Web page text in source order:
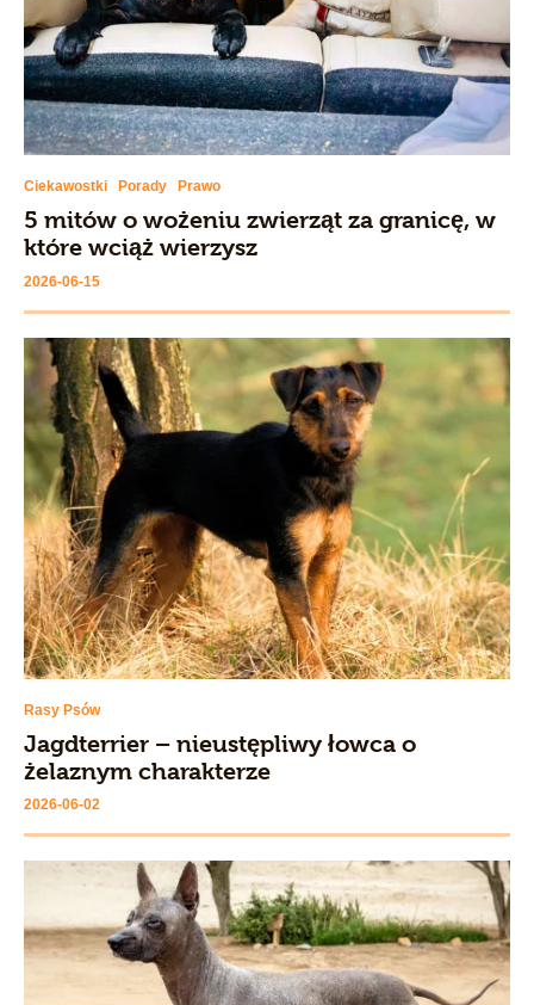
Ciekawostki Porady Prawo
5 mitów o wożeniu zwierząt za granicę, w
które wciąż wierzysz
2026-06-15
Rasy Psów
Jagdterrier – nieustępliwy łowca o
żelaznym charakterze
2026-06-02